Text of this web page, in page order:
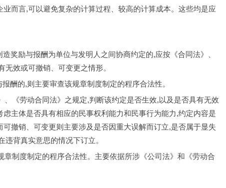
而言,可以避免复杂的计算过程、较高的计算成本。这些均是应
励与报酬为单位与发明人之间协商约定的,应按《合同法》、
无效或可撤销、可变更之情形。
的,则主要审查该规章制度制定的程序合法性。
劳动合同法》之规定,判断该约定是否生效,以及是否具有无效
主体是否具有相应的民事权利能力和民事行为能力,约定内容是
撤销、可变更则主要涉及是否因重大误解而订立,是否属于显失
背真实意思的情况下订立。
度制定的程序合法性。主要依据所涉《公司法》和《劳动合